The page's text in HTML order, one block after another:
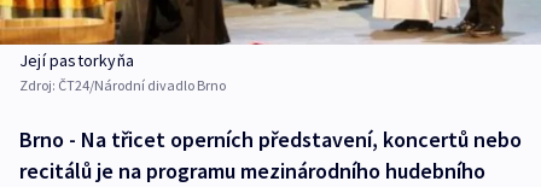
Její pastorkyňa
Zdroj: ČT24/Národní divadlo Brno
Brno - Na třicet operních představení, koncertů nebo
recitálů je na programu mezinárodního hudebního